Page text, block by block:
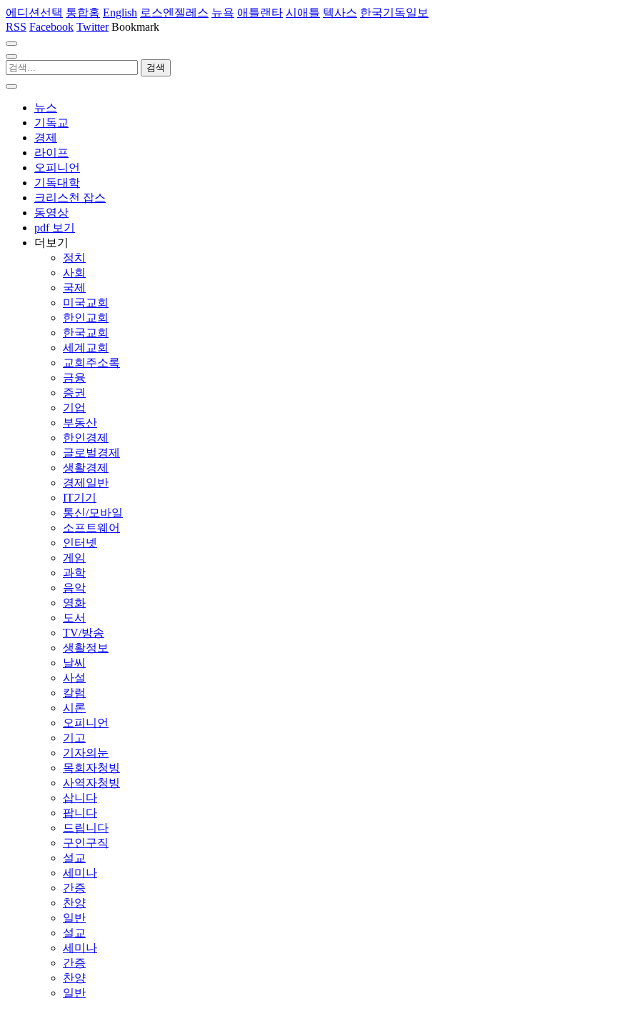
에디션선택 통합홈 English 로스엔젤레스 뉴욕 애틀랜타 시애틀 텍사스 한국기독일보
RSS Facebook Twitter Bookmark
뉴스
기독교
경제
라이프
오피니언
기독대학
크리스천 잡스
동영상
pdf 보기
더보기
정치
사회
국제
미국교회
한인교회
한국교회
세계교회
교회주소록
금융
증권
기업
부동산
한인경제
글로벌경제
생활경제
경제일반
IT기기
통신/모바일
소프트웨어
인터넷
게임
과학
음악
영화
도서
TV/방송
생활정보
날씨
사설
칼럼
시론
오피니언
기고
기자의눈
목회자청빙
사역자청빙
삽니다
팝니다
드립니다
구인구직
설교
세미나
간증
찬양
일반
설교
세미나
간증
찬양
일반